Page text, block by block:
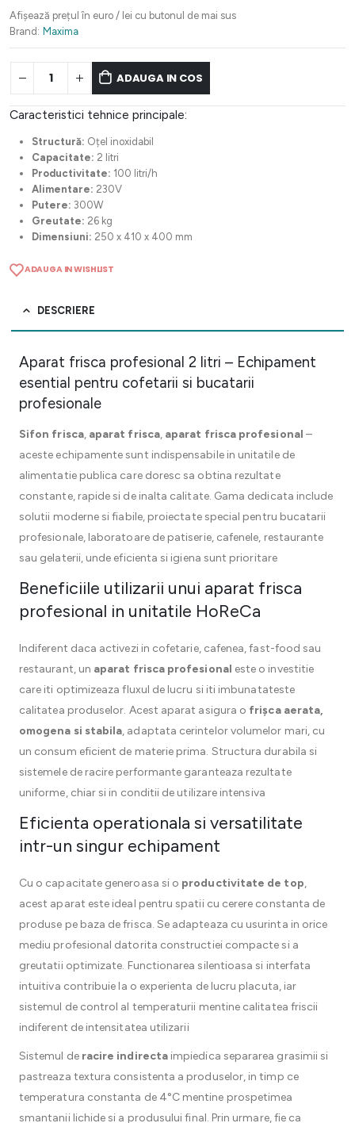
fost: 17.303,51 lei.
Afișează prețul în euro / lei cu butonul de mai sus
Brand: Maxima
ADAUGA IN COS
Caracteristici tehnice principale:
Structură: Oțel inoxidabil
Capacitate: 2 litri
Productivitate: 100 litri/h
Alimentare: 230V
Putere: 300W
Greutate: 26 kg
Dimensiuni: 250 x 410 x 400 mm
ADAUGA IN WISHLIST
DESCRIERE
Aparat frisca profesional 2 litri – Echipament
esential pentru cofetarii si bucatarii
profesionale
Sifon frisca, aparat frisca, aparat frisca profesional –
aceste echipamente sunt indispensabile in unitatile de
alimentatie publica care doresc sa obtina rezultate
constante, rapide si de inalta calitate. Gama dedicata include
solutii moderne si fiabile, proiectate special pentru bucatarii
profesionale, laboratoare de patiserie, cafenele, restaurante
sau gelaterii, unde eficienta si igiena sunt prioritare
Beneficiile utilizarii unui aparat frisca
profesional in unitatile HoReCa
Indiferent daca activezi in cofetarie, cafenea, fast-food sau
restaurant, un aparat frisca profesional este o investitie
care iti optimizeaza fluxul de lucru si iti imbunatateste
calitatea produselor. Acest aparat asigura o frișca aerata,
omogena si stabila, adaptata cerintelor volumelor mari, cu
un consum eficient de materie prima. Structura durabila si
sistemele de racire performante garanteaza rezultate
uniforme, chiar si in conditii de utilizare intensiva
Eficienta operationala si versatilitate
intr-un singur echipament
Cu o capacitate generoasa si o productivitate de top,
acest aparat este ideal pentru spatii cu cerere constanta de
produse pe baza de frisca. Se adapteaza cu usurinta in orice
mediu profesional datorita constructiei compacte si a
greutatii optimizate. Functionarea silentioasa si interfata
intuitiva contribuie la o experienta de lucru placuta, iar
sistemul de control al temperaturii mentine calitatea friscii
indiferent de intensitatea utilizarii
Sistemul de racire indirectaimpiedica separarea grasimii si
pastreaza textura consistenta a produselor, in timp ce
temperatura constanta de 4°C mentine prospetimea
smantanii lichide si a produsului final. Prin urmare, fie ca